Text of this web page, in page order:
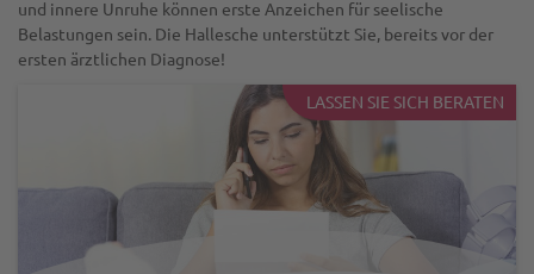
und innere Unruhe können erste Anzeichen für seelische
Belastungen sein. Die Hallesche unterstützt Sie, bereits vor der
ersten ärztlichen Diagnose!
LASSEN SIE SICH BERATEN